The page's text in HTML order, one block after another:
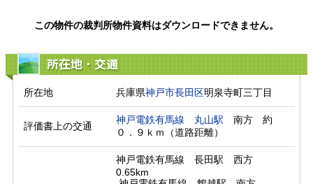
この物件の裁判所物件資料はダウンロードできません。
所在地・交通
所在地 兵庫県神戸市長田区明泉寺町三丁目
評価書上の交通
神戸電鉄有馬線 丸山駅 南方　約
０．９ｋｍ（道路距離）
神戸電鉄有馬線　長田駅　西方
0.65km